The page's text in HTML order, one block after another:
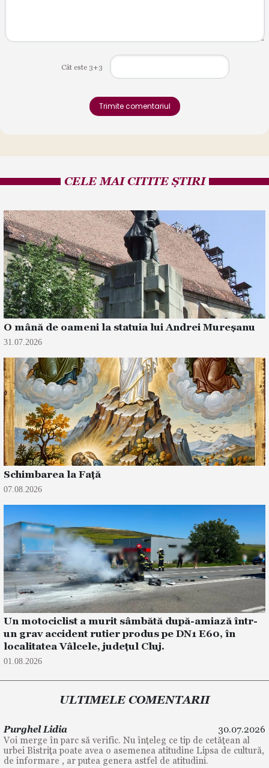
Cât este 3+3
Trimite comentariul
CELE MAI CITITE ȘTIRI
O mână de oameni la statuia lui Andrei Mureșanu
31.07.2026
Schimbarea la Față
07.08.2026
Un motociclist a murit sâmbătă după-amiază într-
un grav accident rutier produs pe DN1 E60, în
localitatea Vâlcele, județul Cluj.
01.08.2026
ULTIMELE COMENTARII
Purghel Lidia
30.07.2026
Voi merge în parc să verific. Nu înțeleg ce tip de cetățean al
urbei Bistrița poate avea o asemenea atitudine Lipsa de cultură,
de informare , ar putea genera astfel de atitudini.